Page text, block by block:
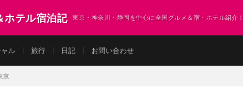
ホテル宿泊記 東京・神奈川・静岡を中心に全国グルメ＆宿・ホテル紹介！
ル 旅行 日記 お問い合わせ
京